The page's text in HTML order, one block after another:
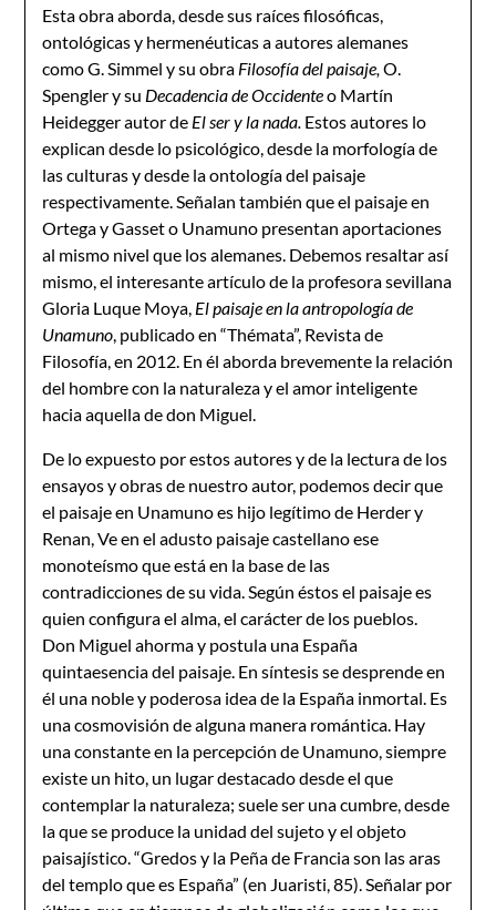
Esta obra aborda, desde sus raíces filosóficas,
ontológicas y hermenéuticas a autores alemanes
como G. Simmel y su obra Filosofía del paisaje,O.
Spengler y su Decadencia de Occidenteo Martín
Heidegger autor de El ser y la nada. Estos autores lo
explican desde lo psicológico, desde la morfología de
las culturas y desde la ontología del paisaje
respectivamente. Señalan también que el paisaje en
Ortega y Gasset o Unamuno presentan aportaciones
al mismo nivel que los alemanes. Debemos resaltar así
mismo, el interesante artículo de la profesora sevillana
Gloria Luque Moya, El paisaje en la antropología de
Unamuno, publicado en “Thémata”, Revista de
Filosofía, en 2012. En él aborda brevemente la relación
del hombre con la naturaleza y el amor inteligente
hacia aquella de don Miguel.
De lo expuesto por estos autores y de la lectura de los
ensayos y obras de nuestro autor, podemos decir que
el paisaje en Unamuno es hijo legítimo de Herder y
Renan, Ve en el adusto paisaje castellano ese
monoteísmo que está en la base de las
contradicciones de su vida. Según éstos el paisaje es
quien configura el alma, el carácter de los pueblos.
Don Miguel ahorma y postula una España
quintaesencia del paisaje. En síntesis se desprende en
él una noble y poderosa idea de la España inmortal. Es
una cosmovisión de alguna manera romántica. Hay
una constante en la percepción de Unamuno, siempre
existe un hito, un lugar destacado desde el que
contemplar la naturaleza; suele ser una cumbre, desde
la que se produce la unidad del sujeto y el objeto
paisajístico. “Gredos y la Peña de Francia son las aras
del templo que es España” (en Juaristi, 85). Señalar por